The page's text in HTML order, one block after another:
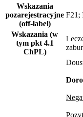
Wskazania
pozarejestracyjne
(off-label)
F21;
Wskazania (w
tym pkt 4.1
ChPL)